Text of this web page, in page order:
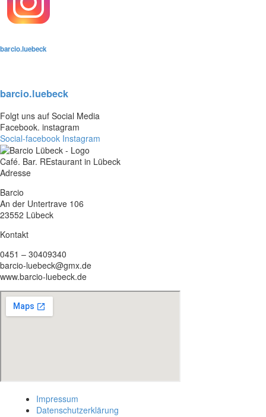
barcio.luebeck
barcio.luebeck
Folgt uns auf Social Media
Facebook. instagram
Social-facebook Instagram
Café. Bar. REstaurant in Lübeck
Adresse
Barcio
An der Untertrave 106
23552 Lübeck
Kontakt
0451 – 30409340
barcio-luebeck@gmx.de
www.barcio-luebeck.de
Impressum
Datenschutzerklärung